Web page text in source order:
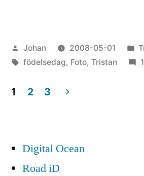
Publicerat
av
Johan 2008-05-01
Etiketter:
födelsedag, Foto, Tristan
inlägg
1 2 3
Digital Ocean
Road iD